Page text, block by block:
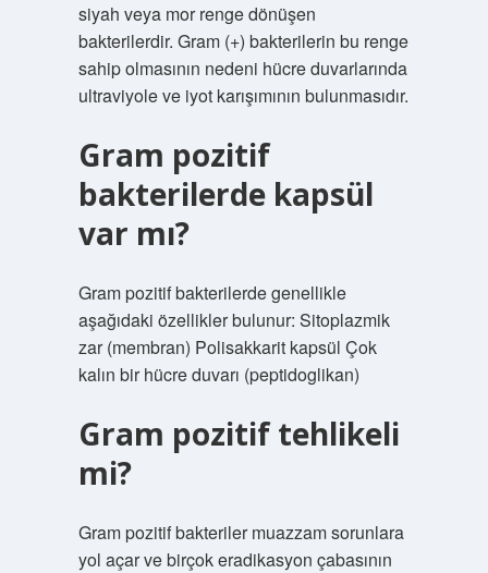
siyah veya mor renge dönüşen
bakterilerdir. Gram (+) bakterilerin bu renge
sahip olmasının nedeni hücre duvarlarında
ultraviyole ve iyot karışımının bulunmasıdır.
Gram pozitif
bakterilerde kapsül
var mı?
Gram pozitif bakterilerde genellikle
aşağıdaki özellikler bulunur: Sitoplazmik
zar (membran) Polisakkarit kapsül Çok
kalın bir hücre duvarı (peptidoglikan)
Gram pozitif tehlikeli
mi?
Gram pozitif bakteriler muazzam sorunlara
yol açar ve birçok eradikasyon çabasının